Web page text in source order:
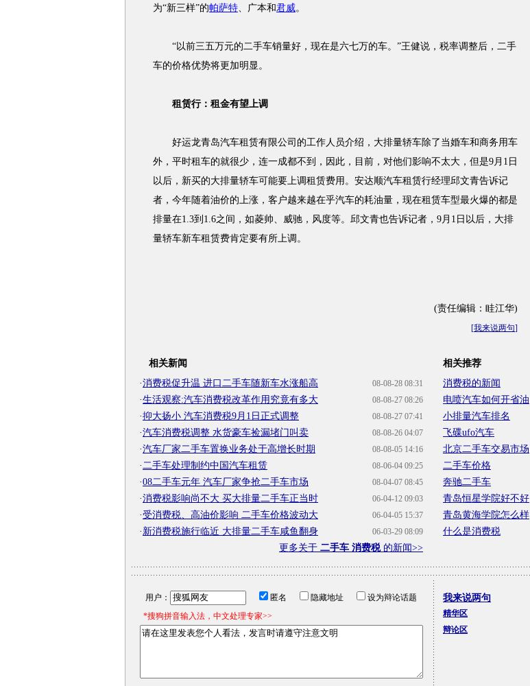
为“新三样”的帕萨特、广本和君威。
“以前三五万元的二手车销量好，现在是六七万的车。”王健说，税率调整后，二手
车的价格优势将更加明显。
租赁行：租金有望上调
好运龙青岛汽车租赁有限公司的工作人员介绍，大排量轿车除了当婚车和商务用车
外，平时租车的就很少，连一成都不到，因此，目前，对他们影响不太大，但是9月1日
以后，新买的大排量轿车可能要上调租赁费用。安达顺汽车租赁行经理邱文青告诉记
者，今年随着油价的上涨，客户越来越在乎汽车的耗油量，现在租赁车型最火爆的都是
排量在1.3到1.6之间，如菱帅、威驰，风度等。邱文青也告诉记者，9月1日以后，大排
量轿车新车租赁费肯定要有所上调。
(责任编辑：眭江华)
[我来说两句]
相关新闻
08-08-28 08:31
·消费税促升温 进口二手车随新车水涨船高
08-08-27 08:26
·生活观察:汽车消费税改革作用究竟有多大
08-08-27 07:41
·抑大扬小 汽车消费税9月1日正式调整
08-08-26 04:07
·汽车消费税调整 水货豪车捡漏堵门叫卖
08-08-05 14:16
·汽车厂家二手车置换业务处于高增长时期
08-06-04 09:25
·二手车处理制约中国汽车租赁
08-04-07 08:45
·08二手车元年 汽车厂家争抢二手车市场
06-04-12 09:03
·消费税影响尚不大 买大排量二手车正当时
06-04-05 15:37
·受消费税、高油价影响 二手车价格波动大
06-03-29 08:09
· 新消费税施行临近 大排量二手车咸鱼翻身
更多关于 二手车 消费税的新闻>>
相关推荐
消费税的新闻
电喷汽车如何开省油
小排量汽车排名
飞碟ufo汽车
北京二手车交易市场
二手车价格
奔驰二手车
青岛恒星学院好不好
青岛黄海学院怎么样
什么是消费税
用户： 匿名 隐藏地址
设为辩论话题
*搜狗拼音输入法，中文处理专家>>
我来说两句
精华区
辩论区